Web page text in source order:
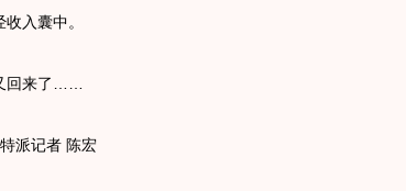
入囊中。
来了……
派记者 陈宏